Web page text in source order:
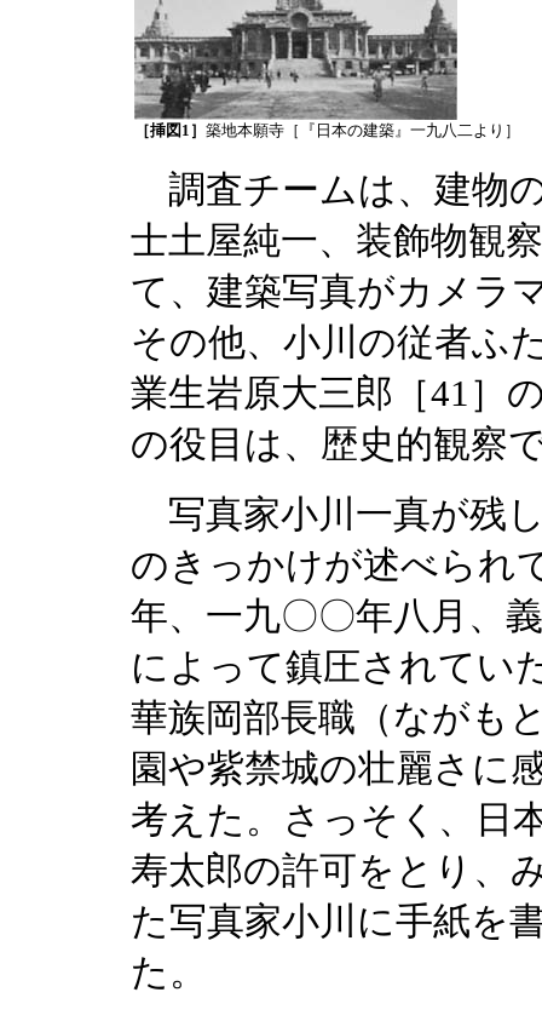
［挿図1］ 築地本願寺［『日本の建築』一九八二より］
調査チームは、建物
士土屋純一、装飾物観
て、建築写真がカメラ
その他、小川の従者ふ
業生岩原大三郎［41］
の役目は、歴史的観察
写真家小川一真が残
のきっかけが述べられ
年、一九〇〇年八月、
によって鎮圧されてい
華族岡部長職（ながも
園や紫禁城の壮麗さに
考えた。さっそく、日
寿太郎の許可をとり、
た写真家小川に手紙を
た。